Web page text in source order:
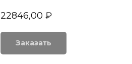
22846,00 ₽
Заказать